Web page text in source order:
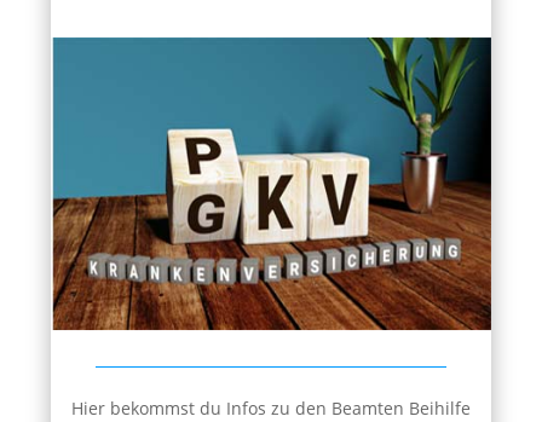
Hier bekommst du Infos zu den Beamten Beihilfe